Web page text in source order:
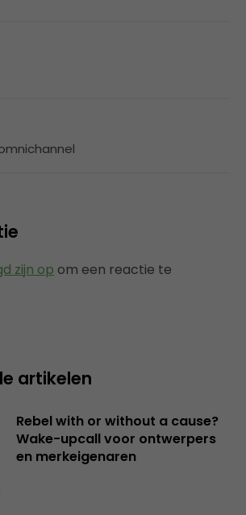
zijn op om een reactie te
artikelen
Rebel with or without a cause?
Wake-upcall voor ontwerpers
en merkeigenaren